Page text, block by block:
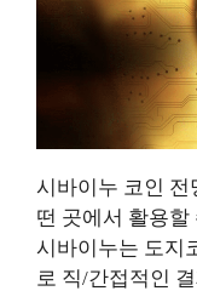
시바이누 코인 전
떤 곳에서 활용할
시바이누는 도지
로 직/간접적인